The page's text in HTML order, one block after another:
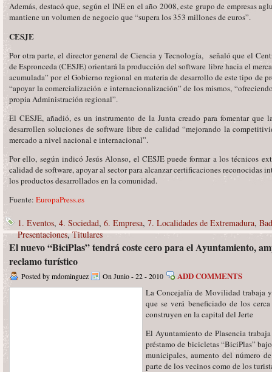
Además, destacó que, según el INE en el año 2008, este grupo de empresas
mantiene un volumen de negocio que “supera los 353 millones de euros”.
CESJE
Por otra parte, el director general de Ciencia y Tecnología, señaló que el
de Espronceda (CESJE) orientará la producción del software libre hacia el
acumulada” por el Gobierno regional en materia de desarrollo de este tipo de
“apoyar la comercialización e internacionalización” de los mismos,
propia Administración regional”.
El CESJE, añadió, es un instrumento de la Junta creado para fomentar que
desarrollen soluciones de software libre de calidad “mejorando la
mercado a nivel nacional e internacional”.
Por ello, según indicó Jesús Alonso, el CESJE puede formar a los técnicos
calidad de software, apoyar al sector para alcanzar certificaciones reconocidas
los productos desarrollados en la comunidad.
Fuente: EuropaPress.es
1. Eventos, 4. Sociedad, 6. Empresa, 7. Localidades de Extremadura,
Presentaciones,Titulares
El nuevo “BiciPlas” tendrá coste cero para el Ayuntamiento,
reclamo turístico
Posted by mdominguez On Junio - 22 - 2010 ADD COMMENTS
La Concejalía de Movilidad trabaja
que se verá beneficiado de los
construyen en la capital del Jerte
El Ayuntamiento de Plasencia
préstamo de bicicletas “BiciPlas”
municipales, aumento del número
parte de los vecinos como de los